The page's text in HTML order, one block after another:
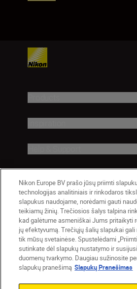
Lietuva Nikon Sites
Contact Us Privacy Notice
Nikon Europe BV prašo jūsų priimti
technologijas analitiniais ir rinkodaros
slapukus naudojame, norėdami gauti
teikiamų žinių. Trečiosios šalys talpina
kad galėtume asmeniškai Jums pritaikyti
jų efektyvumą. Trečiųjų šalių slapukai
tik mūsų svetainėse. Spustelėdami
sutinkate dėl slapukų nustatymo ir
duomenų tvarkymo. Daugiau sužinosite
slapukų pranešimą Slapukų Pranešimas